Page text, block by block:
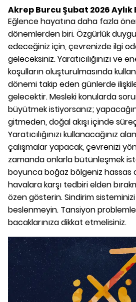
Akrep Burcu Şubat 2026
Eğlence hayatına daha fazla
dönemlerden biri. Özgürlük
edeceğiniz için, çevrenizde ilgi
geleceksiniz. Yaratıcılığınızı ve
koşulların oluşturulmasında
dönemi takip eden günlerde
gelecektir. Mesleki konularda
büyütmek istiyorsanız;
gitmeden, doğal akışı içinde
Yaratıcılığınızı kullanacağınız
çalışmalar yapacak, çevrenizi
zamanda onlarla bütünleşmek
boyunca boğaz bölgeniz hassas
havalara karşı tedbiri elden
özen gösterin. Sindirim
beslenmeyin. Tansiyon
bacaklarınıza dikkat etmelisiniz.